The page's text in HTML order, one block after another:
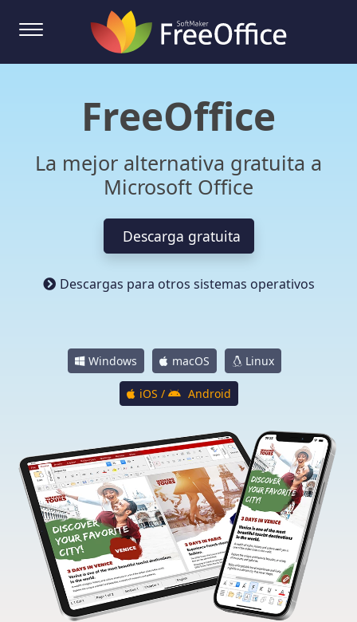
FreeOffice
La mejor alternativa gratuita a
Microsoft Office
Descarga gratuita
Descargas para otros sistemas operativos
Windows macOS Linux
iOS / Android